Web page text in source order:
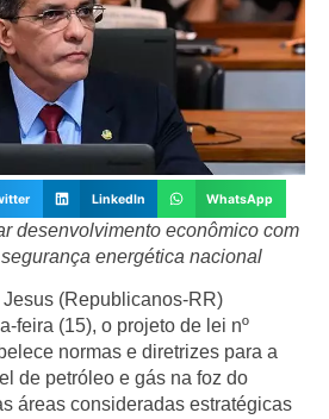
LinkedIn WhatsApp
desenvolvimento econômico com
energética nacional
(Republicanos-RR)
feira (15), o projeto de lei nº
normas e diretrizes para a
de petróleo e gás na foz do
áreas consideradas estratégicas